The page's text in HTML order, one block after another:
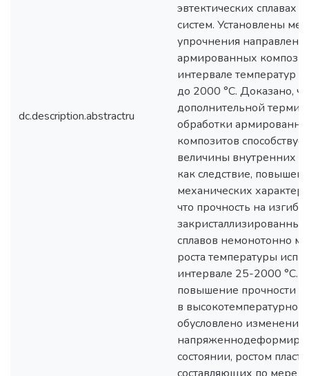
dc.description.abstractru
эвтектических сплавах
систем. Установлены
упрочнения
армированных
интервале температур
до 2000 °С. Доказано,
дополнительной
обработки
композитов
величины внутренних
как следствие,
механических
что прочность на изгиб
закристаллизированных
сплавов немонотонно
роста температуры
интервале 25-2000 °С.
повышение прочности
в высокотемпературном
обусловлено
состоянии, ростом